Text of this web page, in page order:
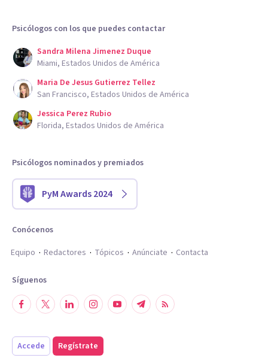
Psicólogos con los que puedes contactar
Sandra Milena Jimenez Duque
Miami, Estados Unidos de América
Maria De Jesus Gutierrez Tellez
San Francisco, Estados Unidos de América
Jessica Perez Rubio
Florida, Estados Unidos de América
Psicólogos nominados y premiados
PyM Awards 2024
Conócenos
Equipo
Redactores Tópicos Anúnciate Contacta
Síguenos
Accede Regístrate